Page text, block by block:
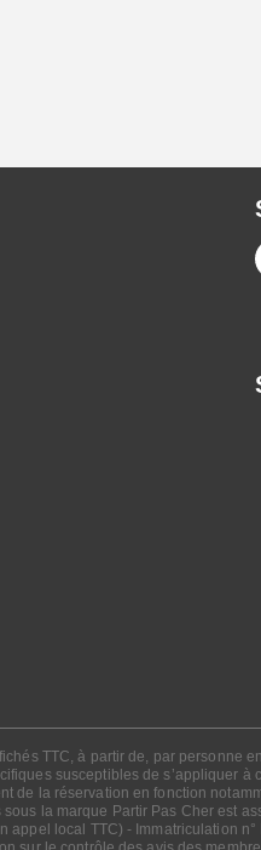
TTC, à partir de, par personne
susceptibles de s’appliquer
de la réservation en fonction
sous la marque Partir Pas Cher est
appel local TTC) - Immatriculation